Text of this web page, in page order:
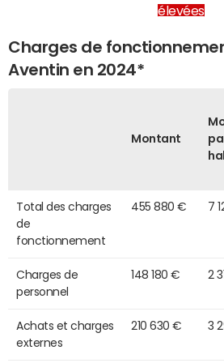
élevées
Charges de
Aventin en 2024*
Montant
Total des charges
de
fonctionnement
455 880 € 7
Charges de
personnel
148 180 € 2
Achats et charges
externes
210 630 € 3